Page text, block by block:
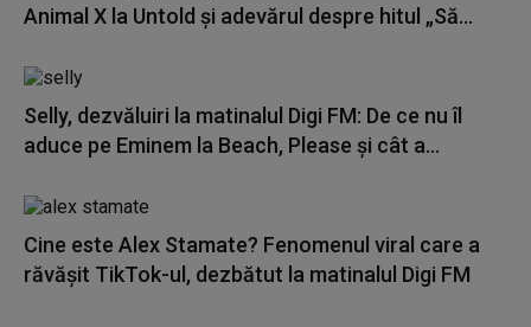
Animal X la Untold și adevărul despre hitul „Să...
Selly, dezvăluiri la matinalul Digi FM: De ce nu îl
aduce pe Eminem la Beach, Please și cât a...
Cine este Alex Stamate? Fenomenul viral care a
răvășit TikTok-ul, dezbătut la matinalul Digi FM